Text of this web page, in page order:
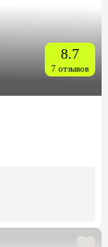
8.7
7 отзывов